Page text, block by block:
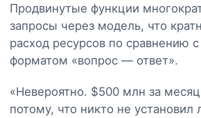
Продвинутые функции
запросы через модель, что
расход ресурсов по сравнению
форматом «вопрос — ответ».
«Невероятно. $500 млн за
потому, что никто не установил